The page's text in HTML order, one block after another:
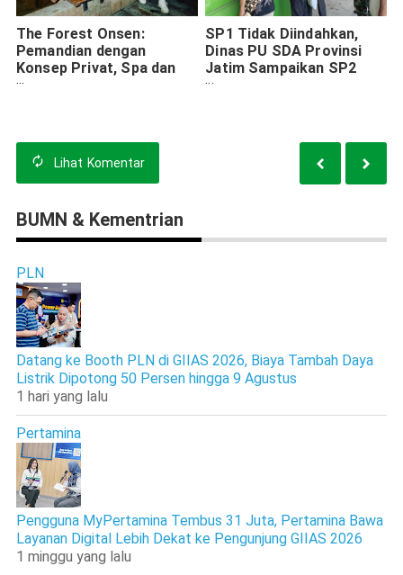
The Forest Onsen:
Pemandian dengan
Konsep Privat, Spa dan
Nge-Grill 24 Jam di Pacet
SP1 Tidak Diindahkan,
Dinas PU SDA Provinsi
Jatim Sampaikan SP2
Bangunan Liar di Bantaran
Lihat Komentar
BUMN & Kementrian
PLN
Datang ke Booth PLN di GIIAS 2026, Biaya Tambah Daya
Listrik Dipotong 50 Persen hingga 9 Agustus
1 hari yang lalu
Pertamina
Pengguna MyPertamina Tembus 31 Juta, Pertamina Bawa
Layanan Digital Lebih Dekat ke Pengunjung GIIAS 2026
1 minggu yang lalu